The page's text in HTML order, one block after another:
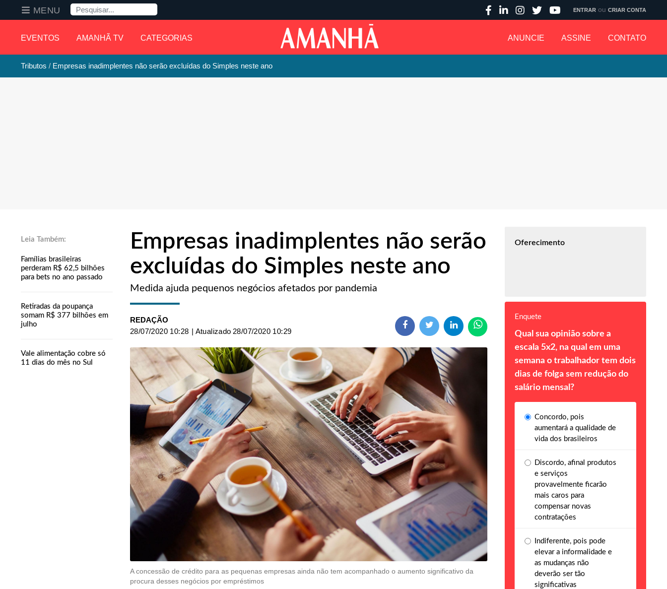
EVENTOS AMANHÃ TV CATEGORIAS ANUNCIE ASSINE CONTATO
MENU Pesquisa ENTRAR ou CRIAR CONTA
Tributos Empresas inadimplentes não serão excluídas do Simples neste ano
Famílias brasileiras
perderam R$ 62,5 bilhões
para bets no ano passado
Retiradas da poupança
somam R$ 377 bilhões em
julho
Vale alimentação cobre só
11 dias do mês no Sul
Empresas inadimplentes não serão
excluídas do Simples neste ano
Medida ajuda pequenos negócios afetados por pandemia
REDAÇÃO
28/07/2020 10:28 | Atualizado 28/07/2020 10:29
A concessão de crédito para as pequenas empresas ainda não tem acompanhado o aumento significativo da
procura desses negócios por empréstimos
Oferecimento
Enquete
Qual sua opinião sobre a
escala 5x2, na qual em uma
semana o trabalhador tem dois
dias de folga sem redução do
salário mensal?
Concordo, pois
aumentará a qualidade de
vida dos brasileiros
Discordo, afinal produtos
e serviços
provavelmente ficarão
mais caros para
compensar novas
contratações
Indiferente, pois pode
elevar a informalidade e
as mudanças não
deverão ser tão
significativas